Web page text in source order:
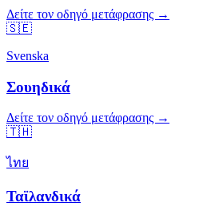
Δείτε τον οδηγό μετάφρασης →
🇸🇪
Svenska
Σουηδικά
Δείτε τον οδηγό μετάφρασης →
🇹🇭
ไทย
Ταϊλανδικά